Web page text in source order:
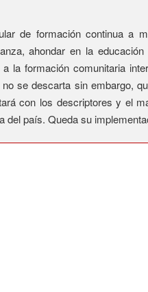
de formación continua a
ahondar en la
la formación comunitaria
se descarta sin embargo,
con los descriptores y el
país. Queda su